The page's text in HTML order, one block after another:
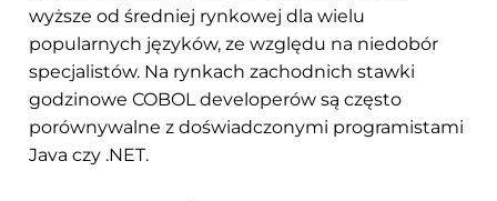
wyższe od średniej rynkowej dla wielu
popularnych języków, ze względu na niedobór
specjalistów. Na rynkach zachodnich stawki
godzinowe COBOL developerów są często
porównywalne z doświadczonymi programistami
Java czy .NET.